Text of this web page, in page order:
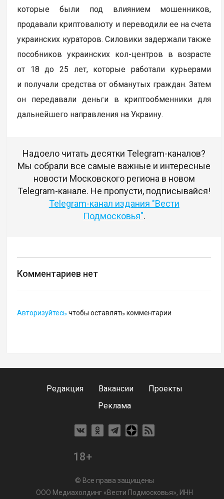
которые были под влиянием мошенников,
продавали криптовалюту и переводили ее на счета
украинских кураторов. Силовики задержали также
пособников украинских кол-центров в возрасте
от 18 до 25 лет, которые работали курьерами
и получали средства от обманутых граждан. Затем
он передавали деньги в криптообменники для
дальнейшего направления на Украину.
Надоело читать десятки Telegram-каналов?
Мы собрали все самые важные и интересные
новости Московского региона в новом
Telegram-канале. Не пропусти, подписывайся!
Telegram-канал издания "Вести
Подмосковья".
Комментариев нет
Авторизуйтесь чтобы оставлять комментарии
Редакция Вакансии
Проекты
Реклама
18+
© Все права защищены
ООО Медиахолдинг «Вести Подмосковья», ИНН